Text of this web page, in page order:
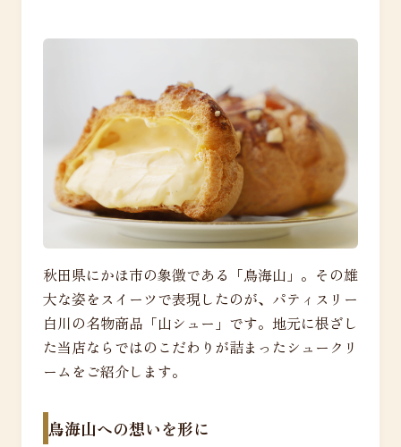
秋田県にかほ市の象徴である「鳥海山」。その雄
大な姿をスイーツで表現したのが、パティスリー
白川の名物商品「山シュー」です。地元に根ざし
た当店ならではのこだわりが詰まったシュークリ
ームをご紹介します。
鳥海山への想いを形に